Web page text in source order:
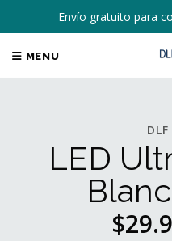
Envío gratuito para
MENU
LED